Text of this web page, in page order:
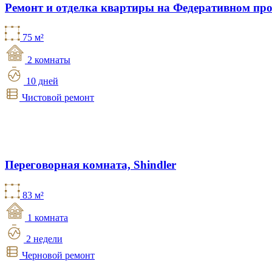
Ремонт и отделка квартиры на Федеративном
75 м²
2 комнаты
10 дней
Чистовой ремонт
Переговорная комната, Shindler
83 м²
1 комната
2 недели
Черновой ремонт